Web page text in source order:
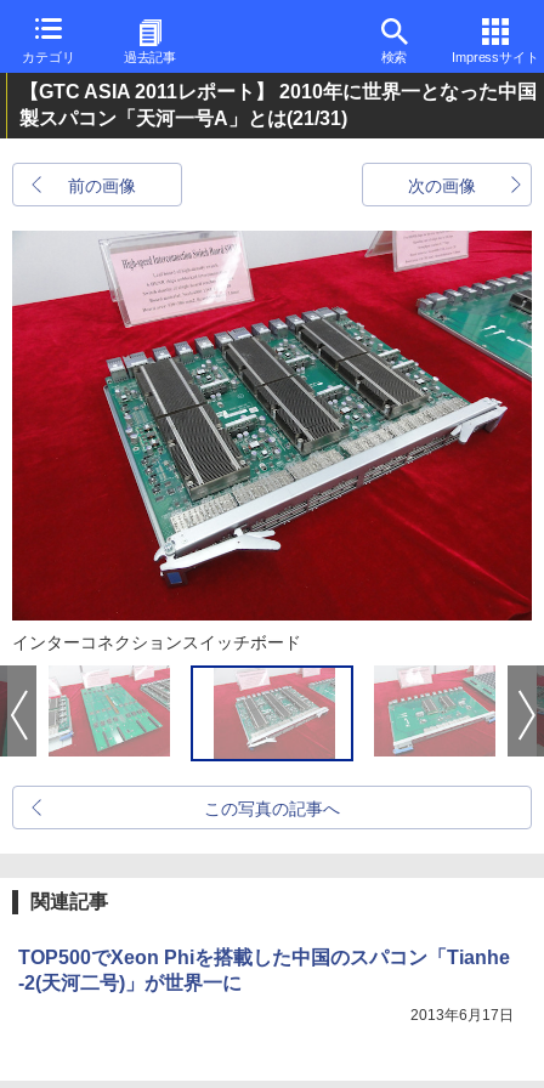
カテゴリ 過去記事 検索 Impressサイト
【GTC ASIA 2011レポート】 2010年に世界一となった中国
製スパコン「天河一号A」とは(21/31)
前の画像 次の画像
インターコネクションスイッチボード
この写真の記事へ
関連記事
TOP500でXeon Phiを搭載した中国のスパコン「Tianhe
-2(天河二号)」が世界一に
2013年6月17日